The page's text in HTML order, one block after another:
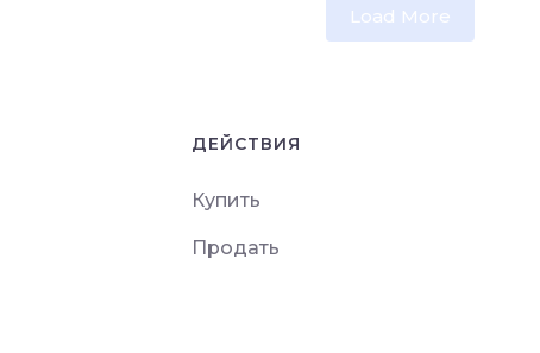
Load More
ДЕЙСТВИЯ
Купить
Продать